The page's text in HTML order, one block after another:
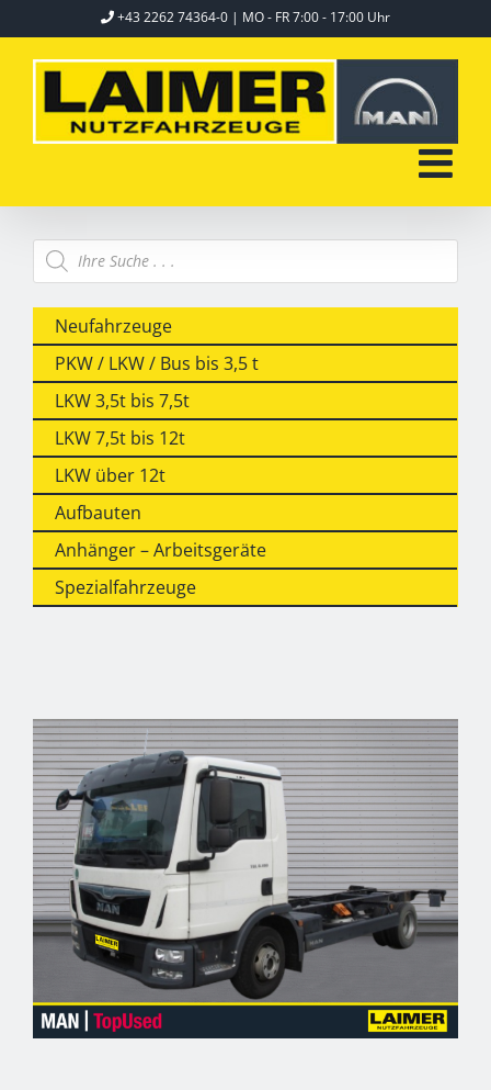
to
content
+43 2262 74364-0 | MO - FR 7:00 - 17:00 Uhr
Products
search
Neufahrzeuge
PKW / LKW / Bus bis 3,5 t
LKW 3,5t bis 7,5t
LKW 7,5t bis 12t
LKW über 12t
Aufbauten
Anhänger – Arbeitsgeräte
Spezialfahrzeuge